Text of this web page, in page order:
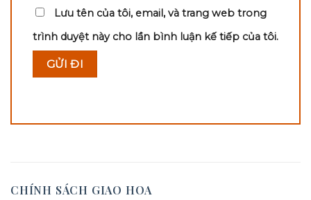
Lưu tên của tôi, email, và trang web trong
trình duyệt này cho lần bình luận kế tiếp của tôi.
CHÍNH SÁCH GIAO HOA